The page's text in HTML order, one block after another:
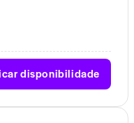
disponibilidade